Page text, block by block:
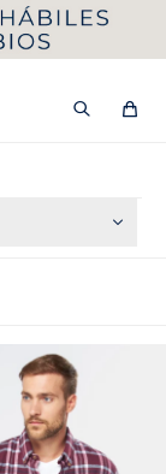
MI CUENTA